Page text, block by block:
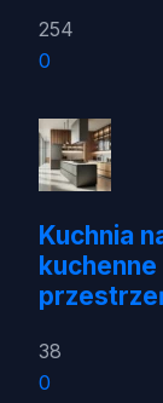
254
0
Kuchnia
38
0